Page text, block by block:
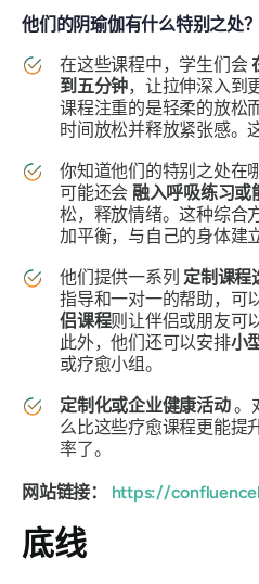
他们的阴瑜伽有什么特别之处？
在这些课程中，学生们会
到五分钟，让拉伸深入到
课程注重的是轻柔的放松
时间放松并释放紧张感。
你知道他们的特别之处在
可能还会 融入呼吸练习或
松，释放情绪。这种综合
加平衡，与自己的身体建
他们提供一系列 定制课程
指导和一对一的帮助，可
侣课程则让伴侣或朋友可
此外，他们还可以安排小
或疗愈小组。
定制化或企业健康活动。
么比这些疗愈课程更能提
率了。
网站链接： https://
底线